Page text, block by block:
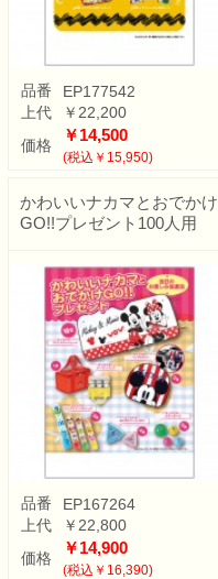
品番
EP177542
上代
￥22,200
価格
￥14,500
(税込￥15,950)
かわいいナカマとおでかけ
GO!!プレゼント100人用
品番
EP167264
上代
￥22,800
価格
￥14,900
(税込￥16,390)